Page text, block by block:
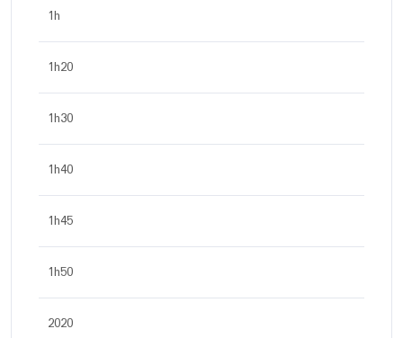
1h
1h20
1h30
1h40
1h45
1h50
2020